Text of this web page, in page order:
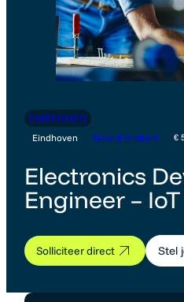
EMBEDDED
Eindhoven Noord-Brabant €
Electronics
Engineer – IoT
Solliciteer direct Stel